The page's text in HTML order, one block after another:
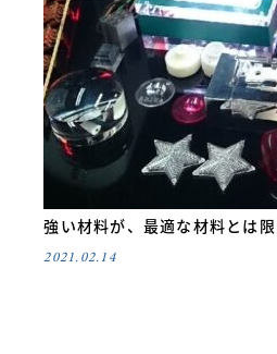
強い材料が、最適な材料とは限
2021.02.14